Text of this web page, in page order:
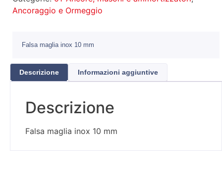
Ancoraggio e Ormeggio
Falsa maglia inox 10 mm
Descrizione Informazioni aggiuntive
Descrizione
Falsa maglia inox 10 mm